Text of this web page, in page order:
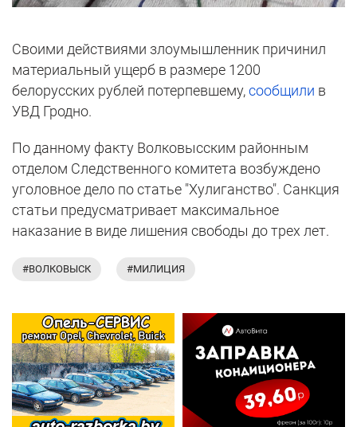
Своими действиями злоумышленник причинил
материальный ущерб в размере 1200
белорусских рублей потерпевшему,сообщили в
УВД Гродно.
По данному факту Волковысским районным
отделом Следственного комитета возбуждено
уголовное дело по статье "Хулиганство". Санкция
статьи предусматривает максимальное
наказание в виде лишения свободы до трех лет.
#ВОЛКОВЫСК #МИЛИЦИЯ